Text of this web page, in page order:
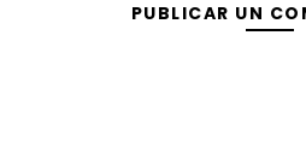
PUBLICAR UN